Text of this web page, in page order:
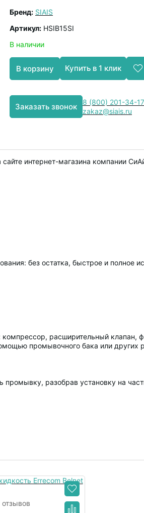
Бренд: SIAIS
Артикул: HSIB15SI
В наличии
В корзину Купить в 1 клик
Заказать звонок
8 (800) 201-34-17
zakaz@siais.ru
интернет-магазина компании
без остатка, быстрое и полное
расширительный клапан,
промывочного бака или других
разобрав установку на
отзывов